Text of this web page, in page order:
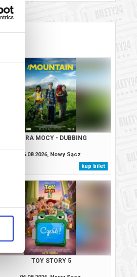
GÓRA MOCY - DUBBING
06.08.2026, Nowy Sącz
kup bilet
TOY STORY 5